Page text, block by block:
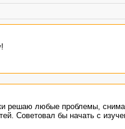
решаю любые проблемы,
Советовал бы начать с